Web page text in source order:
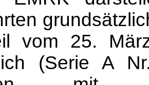
vom 25.
(Serie A